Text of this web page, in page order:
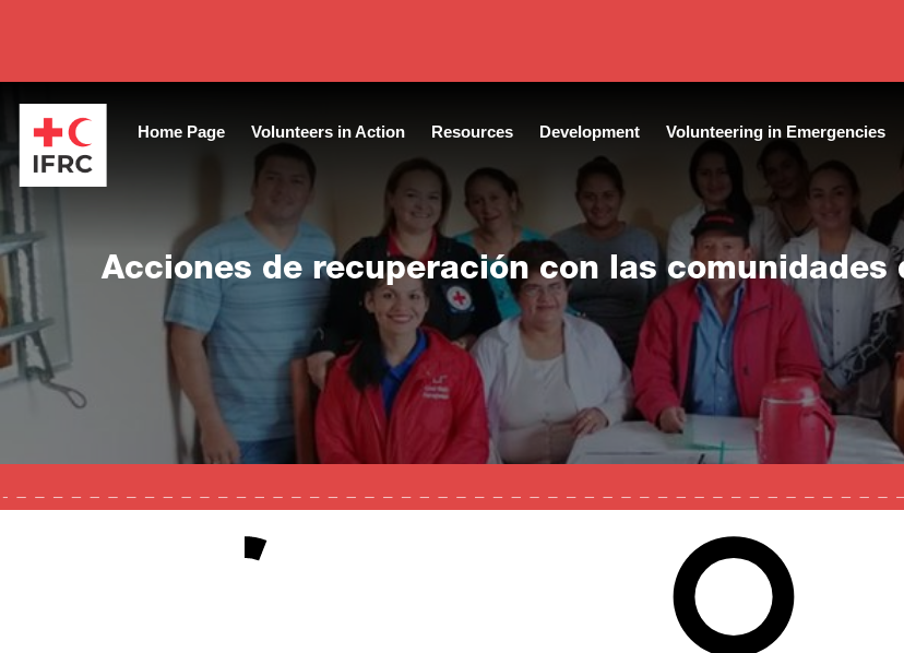
Home Page Volunteers in Action Resources Development Volunteering in Emergencies
Acciones de recuperación con las comunidades
0 100